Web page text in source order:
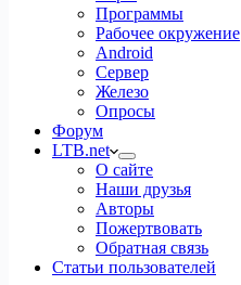
Программы
Рабочее окружение
Android
Сервер
Железо
Опросы
Форум
LTB.net
О сайте
Наши друзья
Авторы
Пожертвовать
Обратная связь
Статьи пользователей